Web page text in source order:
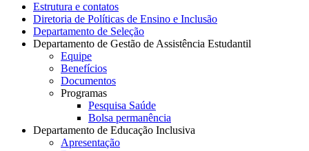
Estrutura e contatos
Diretoria de Políticas de Ensino e Inclusão
Departamento de Seleção
Departamento de Gestão de Assistência Estudantil
Equipe
Benefícios
Documentos
Programas
Pesquisa Saúde
Bolsa permanência
Departamento de Educação Inclusiva
Apresentação